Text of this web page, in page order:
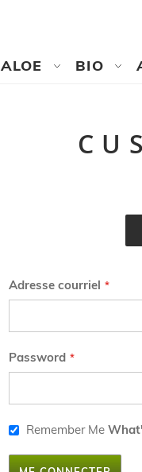
ALOE BIO
Adresse courriel
Password
Remember Me